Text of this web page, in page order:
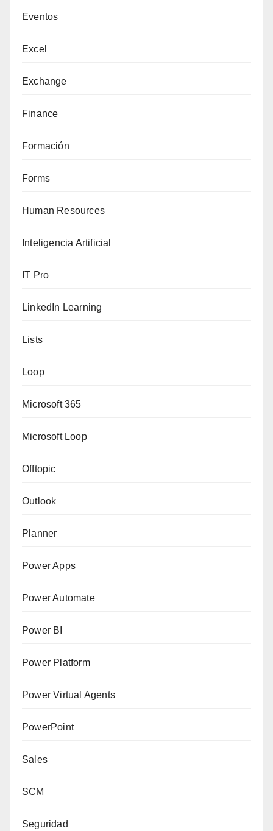
Eventos
Excel
Exchange
Finance
Formación
Forms
Human Resources
Inteligencia Artificial
IT Pro
LinkedIn Learning
Lists
Loop
Microsoft 365
Microsoft Loop
Offtopic
Outlook
Planner
Power Apps
Power Automate
Power BI
Power Platform
Power Virtual Agents
PowerPoint
Sales
SCM
Seguridad